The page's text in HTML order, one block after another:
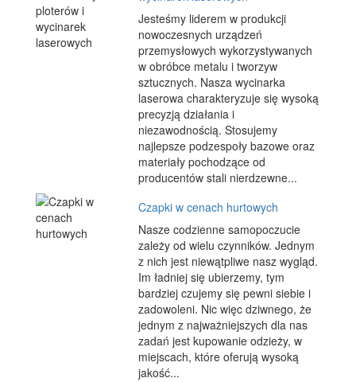
Jesteśmy liderem w produkcji
nowoczesnych urządzeń
przemysłowych wykorzystywanych
w obróbce metalu i tworzyw
sztucznych. Nasza wycinarka
laserowa charakteryzuje się wysoką
precyzją działania i
niezawodnością. Stosujemy
najlepsze podzespoły bazowe oraz
materiały pochodzące od
producentów stali nierdzewne...
Czapki w cenach hurtowych
Nasze codzienne samopoczucie
zależy od wielu czynników. Jednym
z nich jest niewątpliwe nasz wygląd.
Im ładniej się ubierzemy, tym
bardziej czujemy się pewni siebie i
zadowoleni. Nic więc dziwnego, że
jednym z najważniejszych dla nas
zadań jest kupowanie odzieży, w
miejscach, które oferują wysoką
jakość...